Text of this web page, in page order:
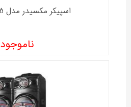
اسپیکر مکسیدر مدل AL-253 LP5
ناموجود